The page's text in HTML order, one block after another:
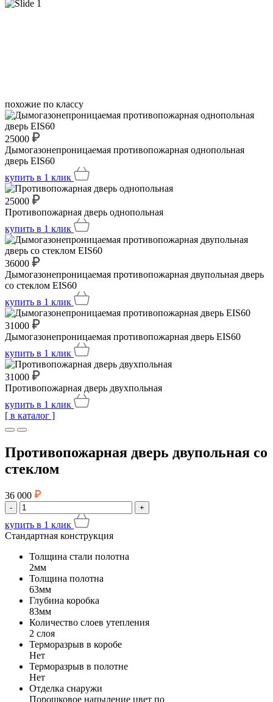
похожие по классу
25000
Дымогазонепроницаемая противопожарная однопольная
дверь EIS60
купить в 1 клик
25000
Противопожарная дверь однопольная
купить в 1 клик
36000
Дымогазонепроницаемая противопожарная двупольная дверь
со стеклом EIS60
купить в 1 клик
31000
Дымогазонепроницаемая противопожарная дверь EIS60
купить в 1 клик
31000
Противопожарная дверь двухпольная
купить в 1 клик
[ в каталог ]
Противопожарная дверь двупольная со
стеклом
36 000
- +
купить в 1 клик
Стандартная конструкция
Толщина стали полотна
2мм
Толщина полотна
63мм
Глубина коробка
83мм
Количество слоев утепления
2 слоя
Терморазрыв в коробе
Нет
Терморазрыв в полотне
Нет
Отделка снаружи
Порошковое напыление цвет по